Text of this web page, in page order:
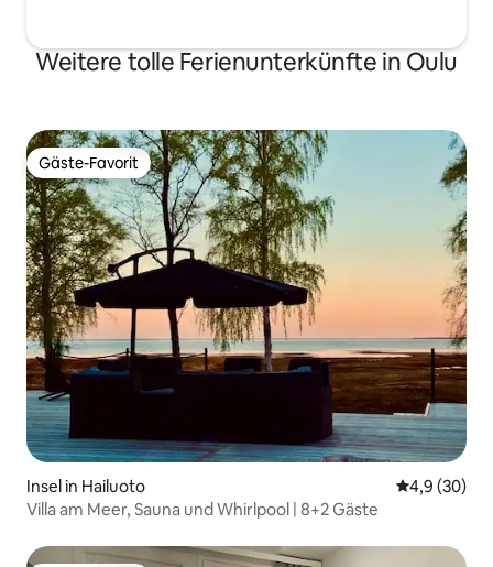
Weitere tolle Ferienunterkünfte in Oulu
Gäste-Favorit
Gäste-Favorit
Insel in Hailuoto
4,9 (30)
Villa am Meer, Sauna und Whirlpool | 8+2 Gäste